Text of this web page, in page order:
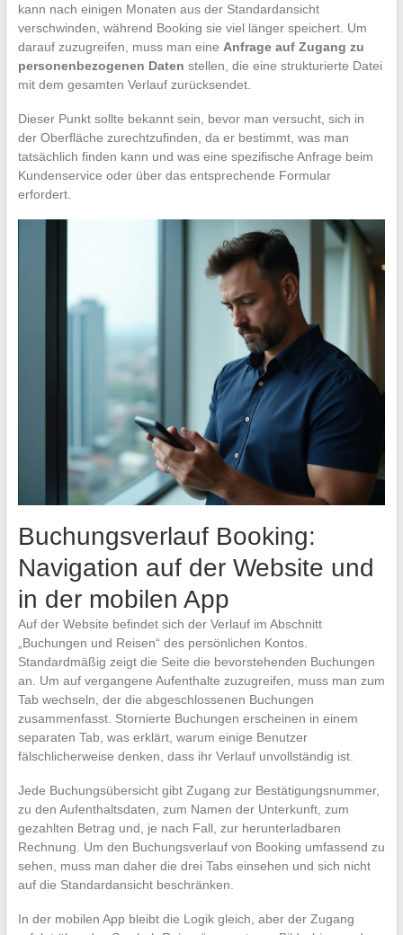
kann nach einigen Monaten aus der Standardansicht
verschwinden, während Booking sie viel länger speichert. Um
darauf zuzugreifen, muss man eine Anfrage auf Zugang zu
personenbezogenen Daten stellen, die eine strukturierte Datei
mit dem gesamten Verlauf zurücksendet.
Dieser Punkt sollte bekannt sein, bevor man versucht, sich in
der Oberfläche zurechtzufinden, da er bestimmt, was man
tatsächlich finden kann und was eine spezifische Anfrage beim
Kundenservice oder über das entsprechende Formular
erfordert.
Buchungsverlauf Booking:
Navigation auf der Website und
in der mobilen App
Auf der Website befindet sich der Verlauf im Abschnitt
„Buchungen und Reisen“ des persönlichen Kontos.
Standardmäßig zeigt die Seite die bevorstehenden Buchungen
an. Um auf vergangene Aufenthalte zuzugreifen, muss man zum
Tab wechseln, der die abgeschlossenen Buchungen
zusammenfasst. Stornierte Buchungen erscheinen in einem
separaten Tab, was erklärt, warum einige Benutzer
fälschlicherweise denken, dass ihr Verlauf unvollständig ist.
Jede Buchungsübersicht gibt Zugang zur Bestätigungsnummer,
zu den Aufenthaltsdaten, zum Namen der Unterkunft, zum
gezahlten Betrag und, je nach Fall, zur herunterladbaren
Rechnung. Um den Buchungsverlauf von Booking umfassend zu
sehen, muss man daher die drei Tabs einsehen und sich nicht
auf die Standardansicht beschränken.
In der mobilen App bleibt die Logik gleich, aber der Zugang